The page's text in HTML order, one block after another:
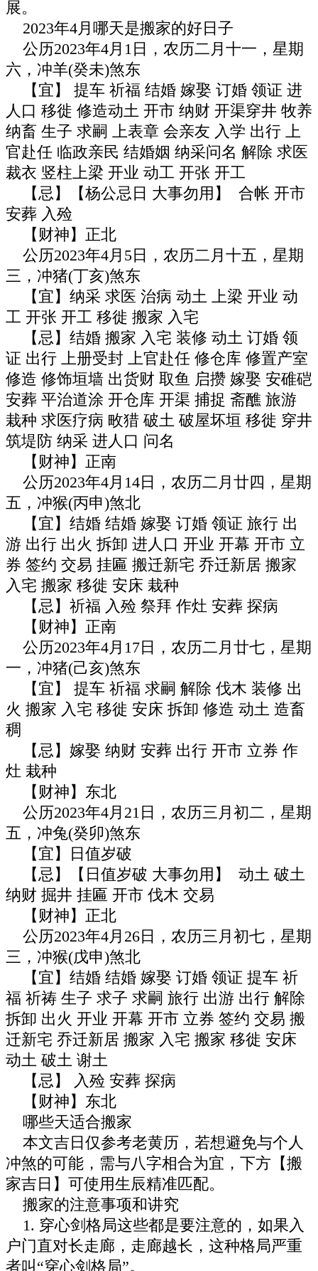
展。
2023年4月哪天是搬家的好日子
公历2023年4月1日，农历二月十一，星期
六，冲羊(癸未)煞东
【宜】 提车 祈福 结婚 嫁娶 订婚 领证 进
人口 移徙 修造动土 开市 纳财 开渠穿井 牧养
纳畜 生子 求嗣 上表章 会亲友 入学 出行 上
官赴任 临政亲民 结婚姻 纳采问名 解除 求医
裁衣 竖柱上梁 开业 动工 开张 开工
【忌】【杨公忌日 大事勿用】 合帐 开市
安葬 入殓
【财神】正北
公历2023年4月5日，农历二月十五，星期
三，冲猪(丁亥)煞东
【宜】纳采 求医 治病 动土 上梁 开业 动
工 开张 开工 移徙 搬家 入宅
【忌】结婚 搬家 入宅 装修 动土 订婚 领
证 出行 上册受封 上官赴任 修仓库 修置产室
修造 修饰垣墙 出货财 取鱼 启攒 嫁娶 安碓硙
安葬 平治道涂 开仓库 开渠 捕捉 斋醮 旅游
栽种 求医疗病 畋猎 破土 破屋坏垣 移徙 穿井
筑堤防 纳采 进人口 问名
【财神】正南
公历2023年4月14日，农历二月廿四，星期
五，冲猴(丙申)煞北
【宜】结婚 结婚 嫁娶 订婚 领证 旅行 出
游 出行 出火 拆卸 进人口 开业 开幕 开市 立
券 签约 交易 挂匾 搬迁新宅 乔迁新居 搬家
入宅 搬家 移徙 安床 栽种
【忌】祈福 入殓 祭拜 作灶 安葬 探病
【财神】正南
公历2023年4月17日，农历二月廿七，星期
一，冲猪(己亥)煞东
【宜】 提车 祈福 求嗣 解除 伐木 装修 出
火 搬家 入宅 移徙 安床 拆卸 修造 动土 造畜
稠
【忌】嫁娶 纳财 安葬 出行 开市 立券 作
灶 栽种
【财神】东北
公历2023年4月21日，农历三月初二，星期
五，冲兔(癸卯)煞东
【宜】日值岁破
【忌】【日值岁破 大事勿用】 动土 破土
纳财 掘井 挂匾 开市 伐木 交易
【财神】正北
公历2023年4月26日，农历三月初七，星期
三，冲猴(戊申)煞北
【宜】结婚 结婚 嫁娶 订婚 领证 提车 祈
福 祈祷 生子 求子 求嗣 旅行 出游 出行 解除
拆卸 出火 开业 开幕 开市 立券 签约 交易 搬
迁新宅 乔迁新居 搬家 入宅 搬家 移徙 安床
动土 破土 谢土
【忌】 入殓 安葬 探病
【财神】东北
哪些天适合搬家
本文吉日仅参考老黄历，若想避免与个人
冲煞的可能，需与八字相合为宜，下方【搬
家吉日】可使用生辰精准匹配。
搬家的注意事项和讲究
1. 穿心剑格局这些都是要注意的，如果入
户门直对长走廊，走廊越长，这种格局严重
者叫“穿心剑格局”。